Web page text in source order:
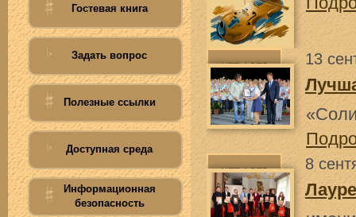
Гостевая книга
Задать вопрос
Полезные ссылки
Доступная среда
Информационная
безопасность
13
8